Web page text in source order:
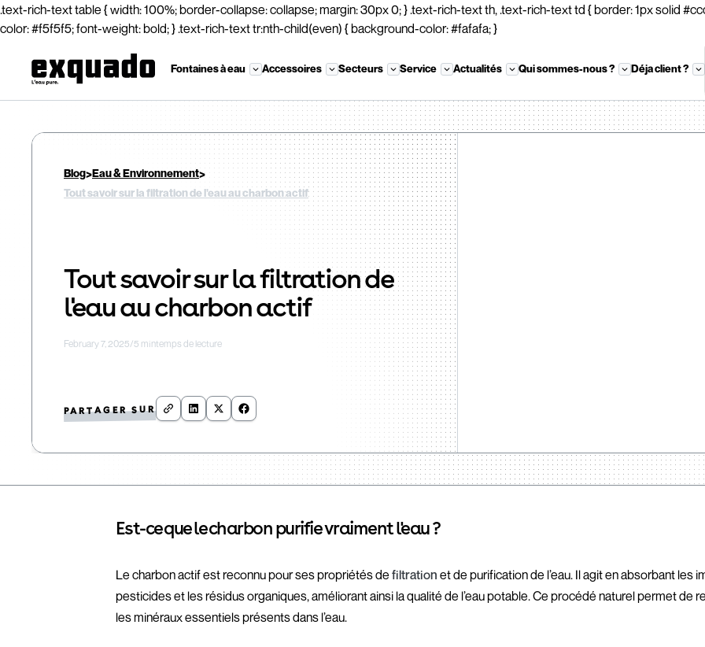
.text-rich-text table { width: 100%; border-collapse: collapse; margin: 30px 0; } .text-rich-text th, .text-rich-text td { border: 1px solid
color: #f5f5f5; font-weight: bold; } .text-rich-text tr:nth-child(even) { background-color: #fafafa; }
Fontaines à eau Accessoires Secteurs Service Actualités Qui sommes-nous ? Déja client ?
Blog>Eau & Environnement>
Tout savoir sur la filtration de l'eau au charbon actif
Tout savoir sur la filtration de
l'eau au charbon actif
February 7, 2025/5 mintemps de lecture
PARTAGER SUR
Est-ce que le charbon purifie vraiment l'eau ?
Le charbon actif est reconnu pour ses propriétés de filtration et de purification de l’eau. Il agit en absorbant les
pesticides et les résidus organiques, améliorant ainsi la qualité de l’eau potable. Ce procédé naturel permet de
les minéraux essentiels présents dans l’eau.